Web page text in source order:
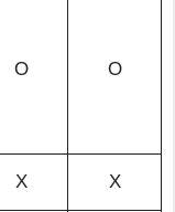
O O
X X